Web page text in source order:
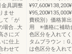
金具調整
ませ
て「が
場合…大
さにズ
に仕上
わせて
費税別）価格算
用 ※価格に補助
色区分を入れて
タムブラウン：
は色区分を入れ